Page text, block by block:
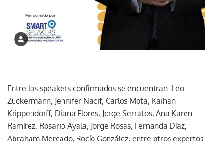
Entre los speakers confirmados se encuentran: Leo
Zuckermann, Jennifer Nacif, Carlos Mota, Kaihan
Krippendorff, Diana Flores, Jorge Serratos, Ana Karen
Ramírez, Rosario Ayala, Jorge Rosas, Fernanda Díaz,
Abraham Mercado, Rocío González, entre otros expertos.